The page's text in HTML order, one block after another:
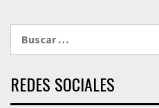
REDES SOCIALES